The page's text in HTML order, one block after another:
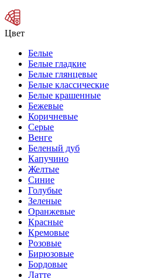
Цвет
Белые
Белые гладкие
Белые глянцевые
Белые классические
Белые крашенные
Бежевые
Коричневые
Серые
Венге
Беленый дуб
Капучино
Желтые
Синие
Голубые
Зеленые
Оранжевые
Красные
Кремовые
Розовые
Бирюзовые
Бордовые
Латте